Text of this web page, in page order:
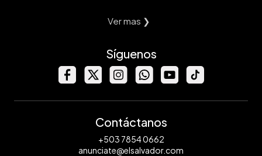
Ver mas ❯
Síguenos
Contáctanos
+503 7854 0662
anunciate@elsalvador.com